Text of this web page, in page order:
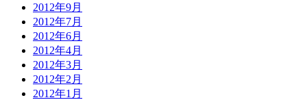
2012年9月
2012年7月
2012年6月
2012年4月
2012年3月
2012年2月
2012年1月